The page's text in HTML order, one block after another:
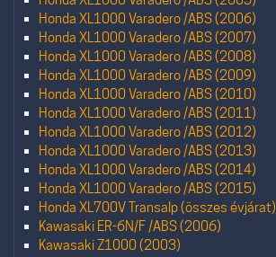
Honda XL1000 Varadero /ABS (2006)
Honda XL1000 Varadero /ABS (2007)
Honda XL1000 Varadero /ABS (2008)
Honda XL1000 Varadero /ABS (2009)
Honda XL1000 Varadero /ABS (2010)
Honda XL1000 Varadero /ABS (2011)
Honda XL1000 Varadero /ABS (2012)
Honda XL1000 Varadero /ABS (2013)
Honda XL1000 Varadero /ABS (2014)
Honda XL1000 Varadero /ABS (2015)
Honda XL700V Transalp (összes évjárat)
Kawasaki ER-6N/F /ABS (2006)
Kawasaki Z1000 (2003)